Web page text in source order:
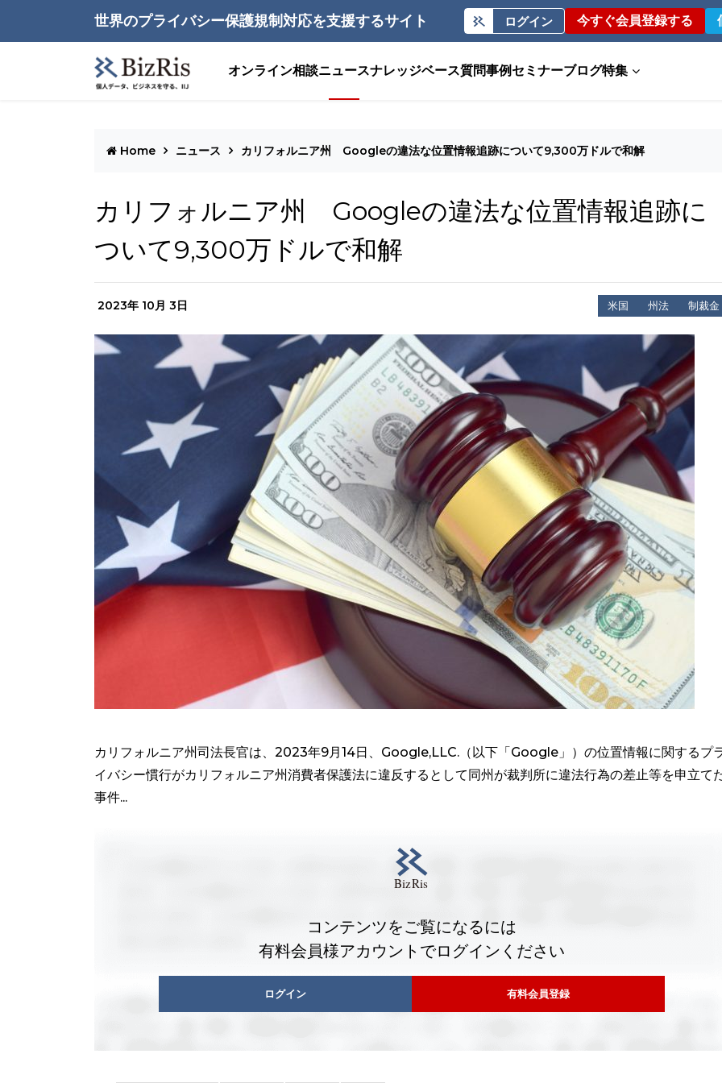
世界のプライバシー保護規制対応を支援するサイト ログイン 今すぐ会員登録する
オンライン相談ニュースナレッジベース質問事例 セミナーブログ特集
Home ニュース カリフォルニア州 Googleの違法な位置情報追跡について9,300万ドルで和解
カリフォルニア州 Googleの違法な位置情報追跡に
ついて9,300万ドルで和解
2023年 10月 3日 米国 州法 制裁金
カリフォルニア州司法長官は、2023年9月14日、Google,LLC.（以下「Google」）の位置情報に関するプ
イバシー慣行がカリフォルニア州消費者保護法に違反するとして同州が裁判所に違法行為の差止等を申立て
事件...
コンテンツをご覧になるには
有料会員様アカウントでログインください
ログイン 有料会員登録